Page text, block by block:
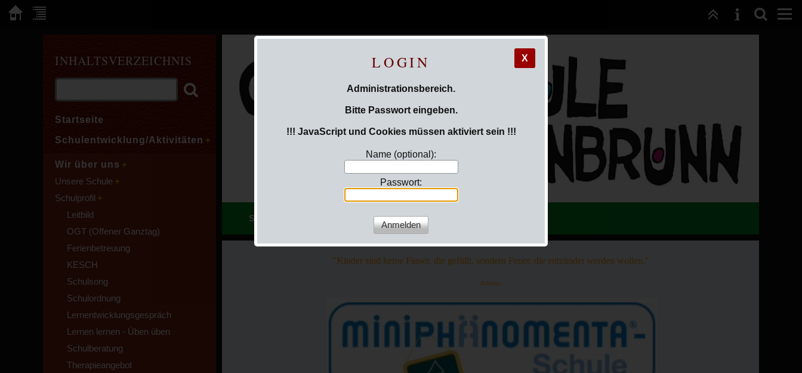
Sie sind hier:
X
LOGIN
Administrationsbereich.
Bitte Passwort eingeben.
!!! JavaScript und Cookies müssen aktiviert sein !!!
Name (optional):
Passwort:
"Kinder sind keine Fässer, die gefüllt, sondern Feuer, die entzündet werden wollen."
- Rabelais -
INHALTSVERZEICHNIS
Startseite
Schulentwicklung/Aktivitäten
Wir über uns
Unsere Schule
Schulprofil
Leitbild
OGT (Offener Ganztag)
Ferienbetreuung
KESCH
Schulsong
Schulordnung
Lernentwicklungsgespräch
Lernen lernen - Üben üben
Schulberatung
Therapieangebot